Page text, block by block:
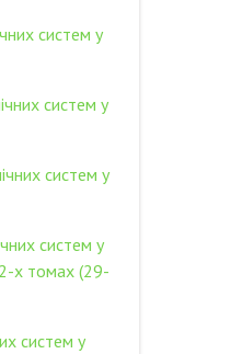
систем у
систем у
систем у
систем у
х томах (29-
систем у